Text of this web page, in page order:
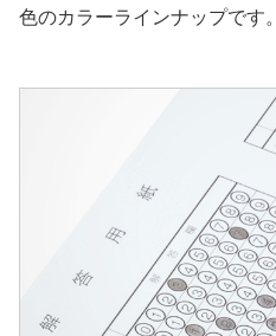
色のカラーラインナップです。